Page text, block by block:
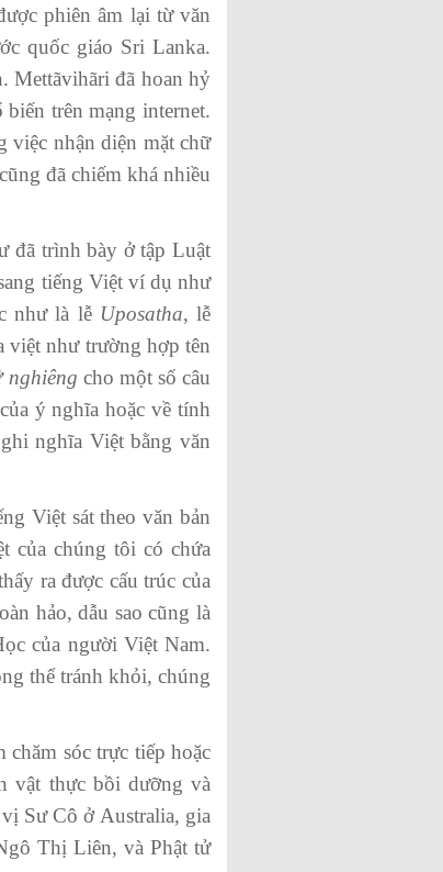
phiên âm lại từ văn
quốc giáo Sri Lanka.
Mettãvihãri đã hoan hỷ
trên mạng internet.
việc nhận diện mặt chữ
đã chiếm khá nhiều
trình bày ở tập Luật
tiếng Việt ví dụ như
như là lễ Uposatha, lễ
như trường hợp tên
nghiêng cho một số câu
ý nghĩa hoặc về tính
nghĩa Việt bằng văn
Việt sát theo văn bản
của chúng tôi có chứa
ra được cấu trúc của
hảo, dẫu sao cũng là
của người Việt Nam.
thể tránh khỏi, chúng
sóc trực tiếp hoặc
vật thực bồi dưỡng và
Sư Cô ở Australia, gia
Thị Liên, và Phật tử